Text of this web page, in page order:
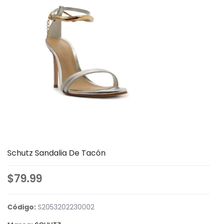
Schutz Sandalia De Tacón
$79.99
Código: S2053202230002